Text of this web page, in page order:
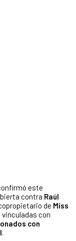
este
contra Raúl
de Miss
con
con
.